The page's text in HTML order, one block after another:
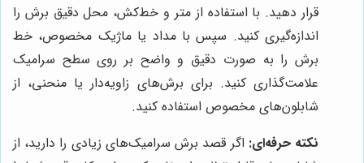
قرار دهید. با استفاده از متر و خط‌کش، محل دقیق برش را
اندازه‌گیری کنید. سپس با مداد یا ماژیک مخصوص، خط
برش را به صورت دقیق و واضح بر روی سطح سرامیک
علامت‌گذاری کنید. برای برش‌های زاویه‌دار یا منحنی، از
شابلون‌های مخصوص استفاده کنید.
نکته حرفه‌ای: اگر قصد برش سرامیک‌های زیادی را دارید، از